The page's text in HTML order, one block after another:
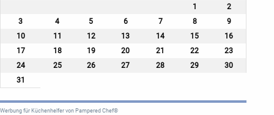
1
2
3
4 5 6 7 8
9
10
11 12 13 14 15
16
17
18 19 20 21 22
23
24
25 26 27 28 29
30
31
Werbung für Küchenhelfer von Pampered Chef®